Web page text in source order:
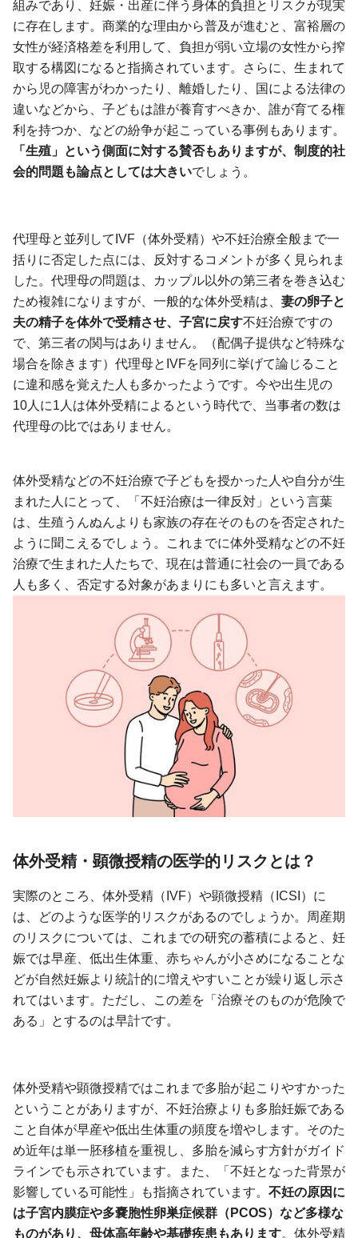
組みであり、妊娠・出産に伴う身体的負担とリスクが現実
に存在します。商業的な理由から普及が進むと、富裕層の
女性が経済格差を利用して、負担が弱い立場の女性から搾
取する構図になると指摘されています。さらに、生まれて
から児の障害がわかったり、離婚したり、国による法律の
違いなどから、子どもは誰が養育すべきか、誰が育てる権
利を持つか、などの紛争が起こっている事例もあります。
「生殖」という側面に対する賛否もありますが、制度的社
会的問題も論点としては大きいでしょう。
代理母と並列してIVF（体外受精）や不妊治療全般まで一
括りに否定した点には、反対するコメントが多く見られま
した。代理母の問題は、カップル以外の第三者を巻き込む
ため複雑になりますが、一般的な体外受精は、 妻の卵子と
夫の精子を体外で受精させ、子宮に戻す不妊治療ですの
で、第三者の関与はありません。（配偶子提供など特殊な
場合を除きます）代理母とIVFを同列に挙げて論じること
に違和感を覚えた人も多かったようです。今や出生児の
10人に1人は体外受精によるという時代で、当事者の数は
代理母の比ではありません。
体外受精などの不妊治療で子どもを授かった人や自分が生
まれた人にとって、「不妊治療は一律反対」という言葉
は、生殖うんぬんよりも家族の存在そのものを否定された
ように聞こえるでしょう。これまでに体外受精などの不妊
治療で生まれた人たちで、現在は普通に社会の一員である
人も多く、否定する対象があまりにも多いと言えます。
体外受精・顕微授精の医学的リスクとは？
実際のところ、体外受精（IVF）や顕微授精（ICSI）に
は、どのような医学的リスクがあるのでしょうか。周産期
のリスクについては、これまでの研究の蓄積によると、妊
娠では早産、低出生体重、赤ちゃんが小さめになることな
どが自然妊娠より統計的に増えやすいことが繰り返し示さ
れてはいます。ただし、この差を「治療そのものが危険で
ある」とするのは早計です。
体外受精や顕微授精ではこれまで多胎が起こりやすかった
ということがありますが、不妊治療よりも多胎妊娠である
こと自体が早産や低出生体重の頻度を増やします。そのた
め近年は単一胚移植を重視し、多胎を減らす方針がガイド
ラインでも示されています。また、「不妊となった背景が
影響している可能性」も指摘されています。 不妊の原因に
は子宮内膜症や多嚢胞性卵巣症候群（PCOS）など多様な
ものがあり、母体高年齢や基礎疾患もあります。体外受精